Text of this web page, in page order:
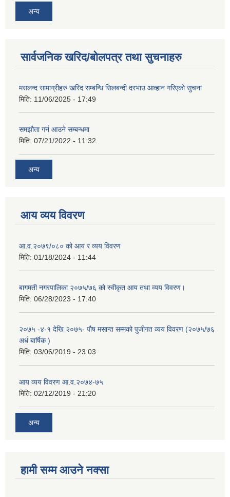
अन्य
सार्वजनिक खरिद/बोलपत्र तथा सुचनाहरु
मसलन्द सामाग्रीहरु खरिद सम्बन्धि सिलबन्दी दरभाउ आव्हान गरिएको सुचना
मिति: 11/06/2025 - 17:49
समझौता गर्न आउने सम्बन्धमा
मिति: 07/21/2022 - 11:32
अन्य
आय व्यय विवरण
आ.व.२०७९/०८० को आय र व्यय विवरण
मिति: 01/18/2024 - 11:44
बागमती नगरपालिका २०७५/७६ को स्वीकृत आय तथा व्यय विवरण।
मिति: 06/28/2023 - 17:40
२०७५ -४-१ देखि २०७५- पौष मसान्त सम्मको पुजीगत व्यय विवरण (२०७५/७६
अर्ध बार्षिक )
मिति: 03/06/2019 - 23:03
आय व्यय विवरण आ.व.२०७४-७५
मिति: 02/12/2019 - 21:20
अन्य
हामी सम्म आउने नक्सा